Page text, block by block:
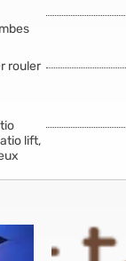
rouler
lift,